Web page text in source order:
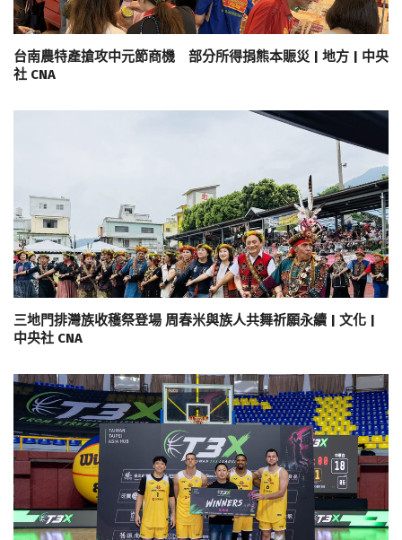
台南農特產搶攻中元節商機 部分所得捐熊本賑災 | 地方 | 中央
社 CNA
三地門排灣族收穫祭登場 周春米與族人共舞祈願永續 | 文化 |
中央社 CNA